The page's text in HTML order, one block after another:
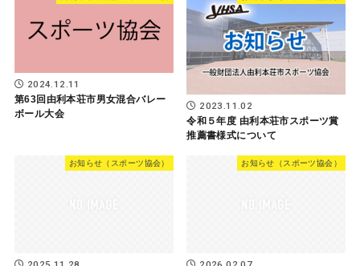
2024.12.11
第63回由利本荘市男女混合バレー
ボール大会
2023.11.02
令和５年度 由利本荘市スポーツ賞
推薦書様式について
お知らせ（スポーツ協会） お知らせ（スポーツ協会）